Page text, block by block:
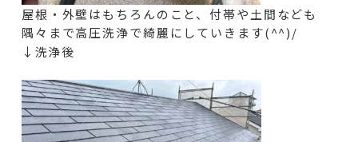
屋根・外壁はもちろんのこと、付帯や土間なども
隅々まで高圧洗浄で綺麗にしていきます(^^)/
↓洗浄後